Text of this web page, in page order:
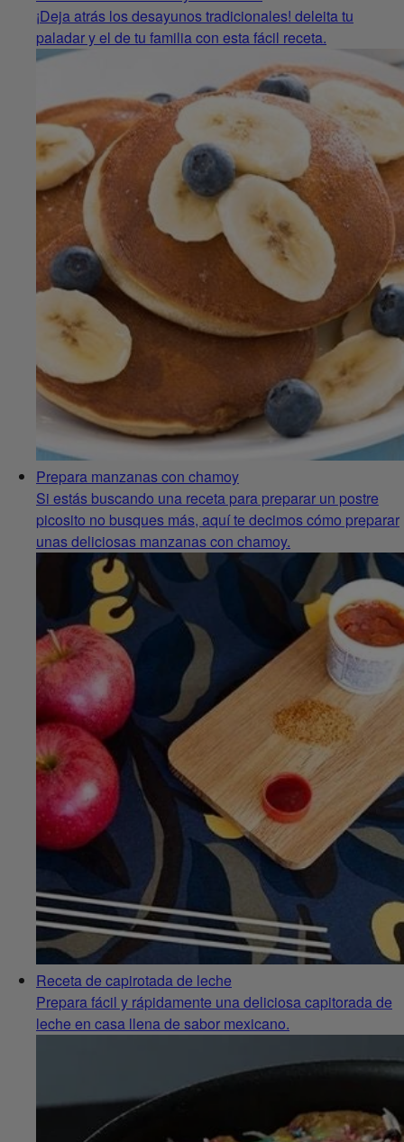
¡Deja atrás los desayunos tradicionales! deleita tu
paladar y el de tu familia con esta fácil receta.
Prepara manzanas con chamoy
Si estás buscando una receta para preparar un postre
picosito no busques más, aquí te decimos cómo preparar
unas deliciosas manzanas con chamoy.
Receta de capirotada de leche
Prepara fácil y rápidamente una deliciosa capitorada de
leche en casa llena de sabor mexicano.